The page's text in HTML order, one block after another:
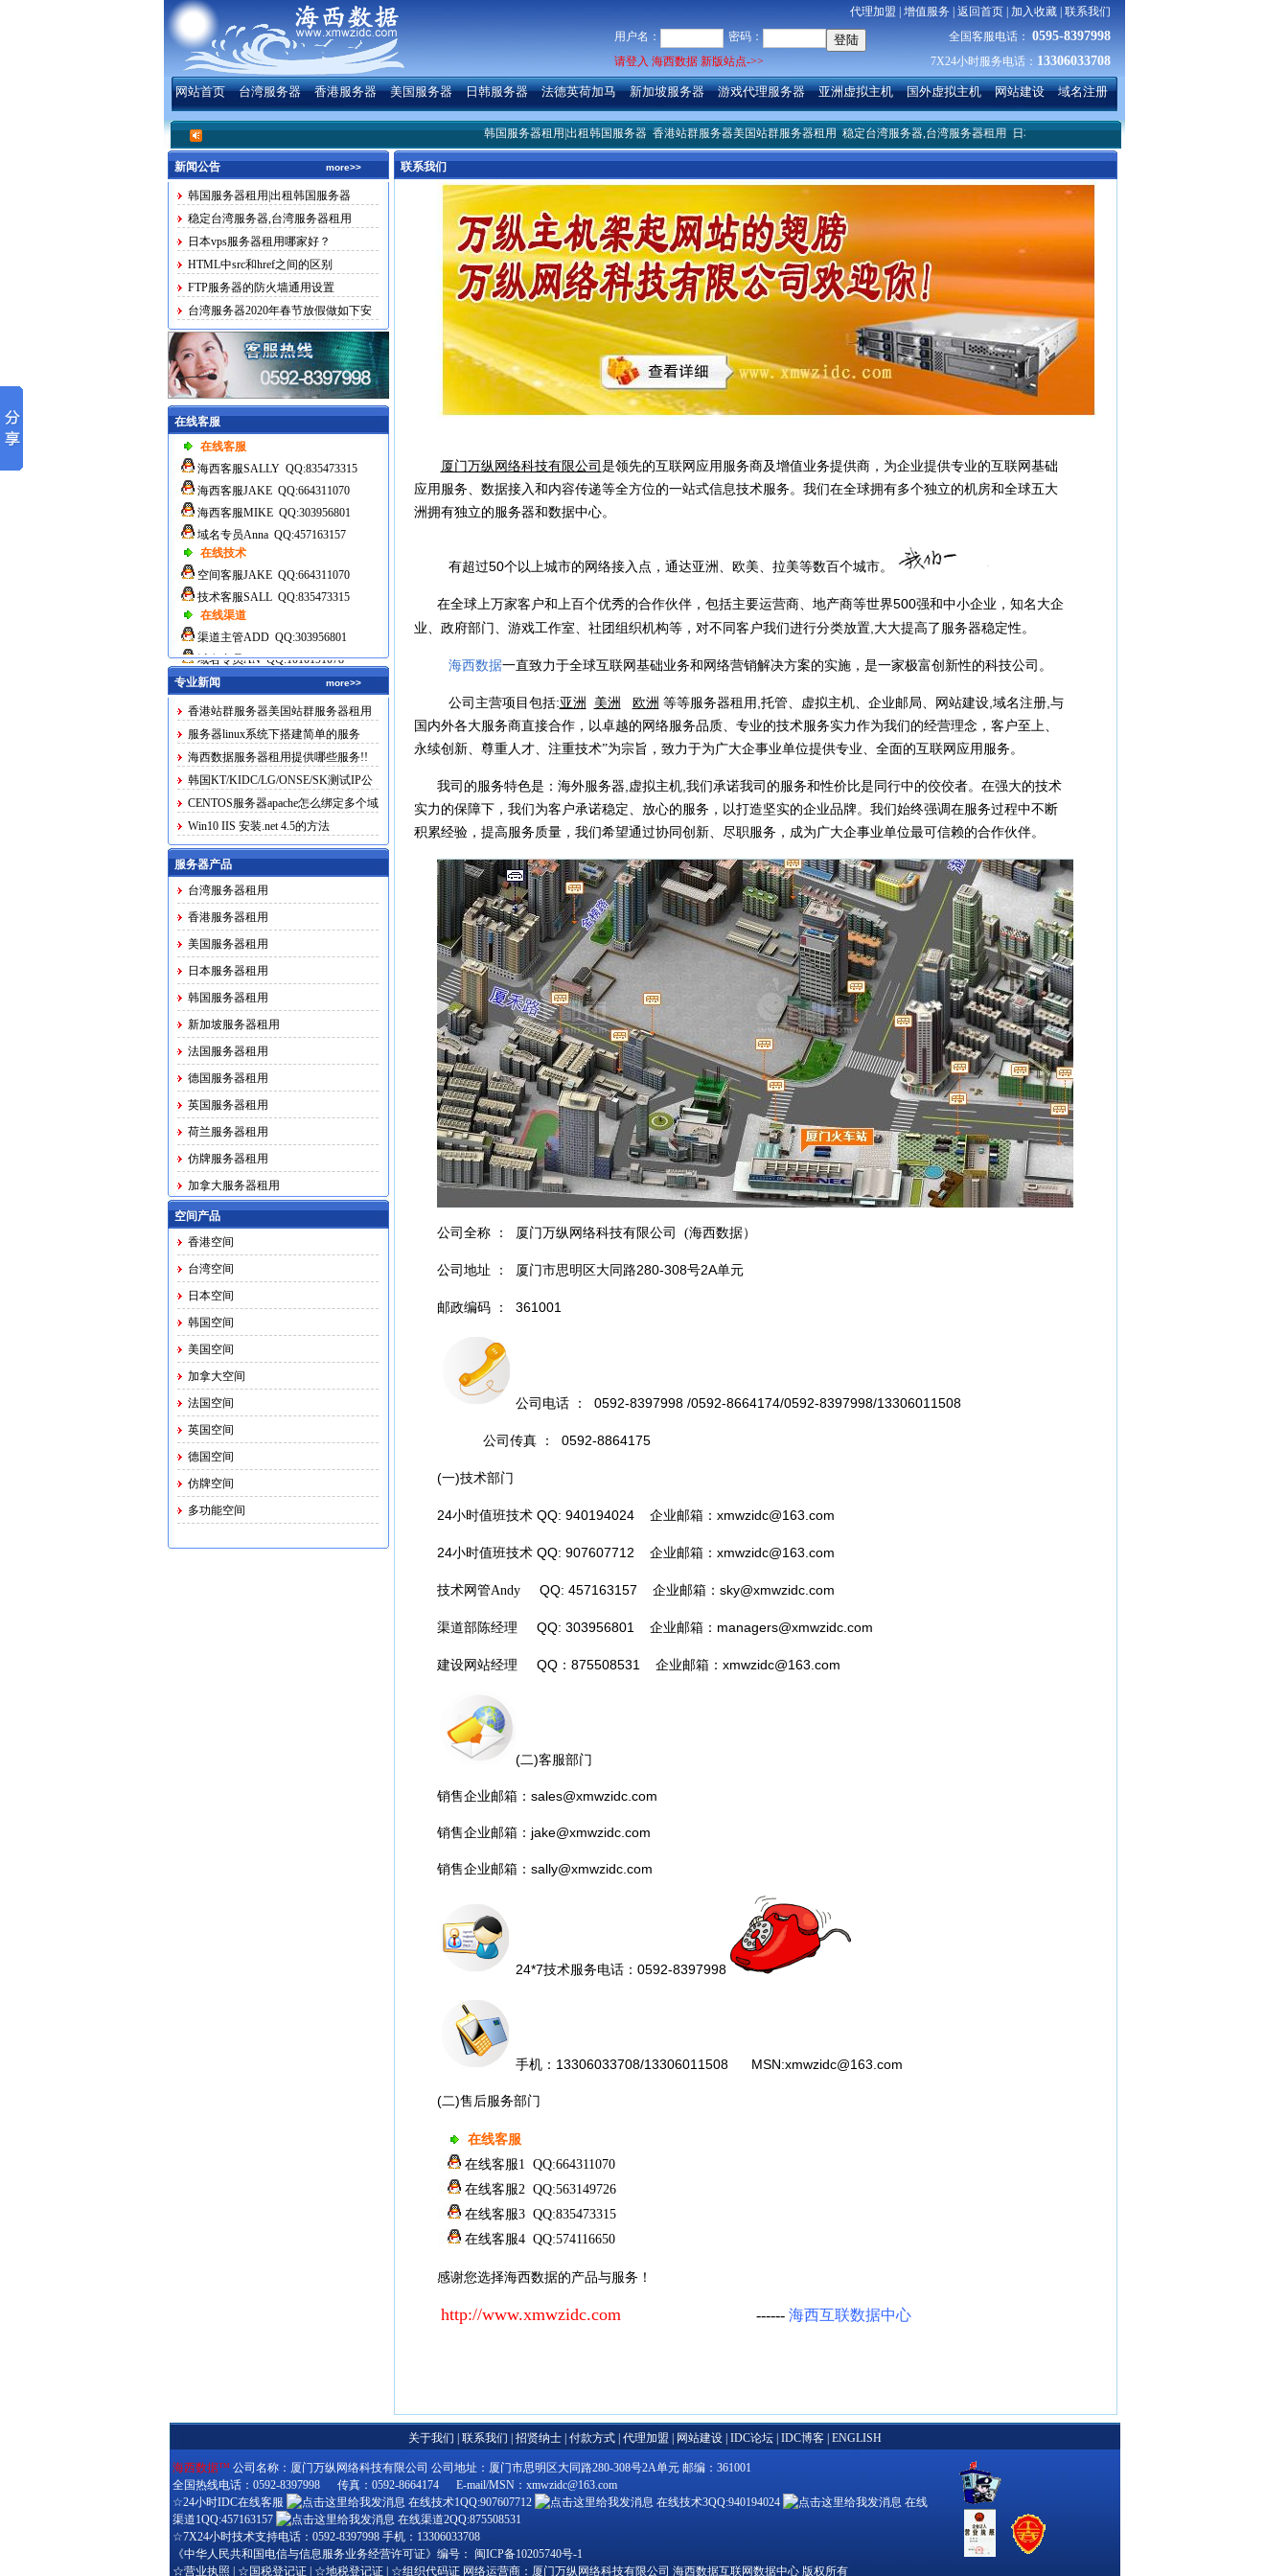
代理加盟 增值服务| 返回首页| 加入收藏| 联系我们
全国客服电话： 0595-8397998
7X24小时服务电话： 13306033708
用户名：
密码：
请登入 海西数据 新版站点->>
网站首页 台湾服务器 香港服务器 美国服务器 日韩服务器 法德英荷加马 新加坡服务器 游戏代理服务器 亚洲虚拟主机 国外虚拟主机 网站建设 域名注册
韩国服务器租用|出租韩国服务器香港站群服务器美国站群服务器租用稳定台湾服务器,台湾服务器租用日本vps服务器租用哪家好？服务器linux系统下搭建简单的
新闻公告 more>>
韩国服务器租用|出租韩国服务器
稳定台湾服务器,台湾服务器租用
日本vps服务器租用哪家好？
HTML中src和href之间的区别
FTP服务器的防火墙通用设置
台湾服务器2020年春节放假做如下安
排
在线客服
在线客服
海西客服SALLY QQ:835473315
海西客服JAKE QQ:664311070
海西客服MIKE QQ:303956801
域名专员Anna QQ:457163157
在线技术
空间客服JAKE QQ:664311070
技术客服SALL QQ:835473315
在线渠道
渠道主管ADD QQ:303956801
域名专员AN QQ:1010191078
专业新闻
more>>
香港站群服务器美国站群服务器租用
服务器linux系统下搭建简单的服务
海西数据服务器租用提供哪些服务!!
韩国KT/KIDC/LG/ONSE/SK测试IP公
布CENTOS服务器apache怎么绑定多个域
名Win10 IIS 安装.net 4.5的方法
服务器产品
台湾服务器租用
香港服务器租用
美国服务器租用
日本服务器租用
韩国服务器租用
新加坡服务器租用
法国服务器租用
德国服务器租用
英国服务器租用
荷兰服务器租用
仿牌服务器租用
加拿大服务器租用
马印越泰务器租用
空间产品
香港空间
台湾空间
日本空间
韩国空间
美国空间
加拿大空间
法国空间
英国空间
德国空间
仿牌空间
多功能空间
联系我们
厦门万纵网络科技有限公司 是领先的互联网应用服务商及增值业务提供商，为企业提供专业的互联网基础
应用服务、数据接入和内容传递等全方位的一站式信息技术服务。我们在全球拥有多个独立的机房和全球五大
洲拥有独立的服务器和数据中心。
有超过50个以上城市的网络接入点，通达亚洲、欧美、拉美等数百个城市。
在全球上万家客户和上百个优秀的合作伙伴，包括主要运营商、地产商等世界500强和中小企业，知名大企
业、政府部门、游戏工作室、社团组织机构等，对不同客户我们进行分类放置, 大大提高了服务器稳定性。
海西数据一直致力于全球互联网基础业务和网络营销解决方案的实施，是一家极富创新性的科技公司。
公司主营项目包括:亚洲 美洲 欧洲 等等服务器租用 托管、虚拟主机、企业邮局、网站建设, 域名注册, 与
国内外各大服务商直接合作，以卓越的网络服务品质、专业的技术服务实力作为我们的经营理念，客户至上、
永续创新、尊重人才、注重技术”为宗旨，致力于为广大企事业单位提供专业、全面的互联网应用服务。
我司的服务特色是：海外服务器 虚拟主机, 我们承诺我司的服务和性价比是同行中的佼佼者。在强大的技术
实力的保障下，我们为客户承诺稳定、放心的服务，以打造坚实的企业品牌。我们始终强调在服务过程中不断
积累经验，提高服务质量，我们希望通过协同创新、尽职服务，成为广大企事业单位最可信赖的合作伙伴。
公司全称 ： 厦门万纵网络科技有限公司 (海西数据）
公司地址 ： 厦门市思明区大同路280-308号2A单元
邮政编码 ： 361001
公司电话 ： 0592-8397998 /0592-8664174/0592-8397998/13306011508
公司传真 ： 0592-8864175
(一)技术部门
24小时值班技术 QQ: 940194024企业邮箱： xmwzidc@163.com
24小时值班技术 QQ: 907607712 企业邮箱： xmwzidc@163.com
技术网管Andy QQ: 457163157 企业邮箱： sky@xmwzidc.com
渠道部陈经理 QQ: 303956801 企业邮箱： managers@xmwzidc.com
建设网站经理 QQ：875508531 企业邮箱： xmwzidc@163.com
(二)客服部门
销售企业邮箱： sales@xmwzidc.com
销售企业邮箱： jake@xmwzidc.com
销售企业邮箱： sally@xmwzidc.com
24*7技术服务电话：0592-8397998
手机：13306033708/13306011508 MSN:xmwzidc@163.com
(二)售后服务部门
在线客服
在线客服1 QQ:664311070
在线客服2 QQ:563149726
在线客服3 QQ:835473315
在线客服4 QQ:574116650
感谢您选择海西数据的产品与服务！
http://www.xmwzidc.com ------ 海西互联数据中心
关于我们 联系我们 招贤纳士| 付款方式| 代理加盟 网站建设| IDC论坛| IDC博客| ENGLISH
海西数据™ 公司名称：厦门万纵网络科技有限公司 公司地址：厦门市思明区大同路280-308号2A单元 邮编：361001
全国热线电话：0592-8397998 传真：0592-8664174 E-mail/MSN：xmwzidc@163.com
☆24小时IDC在线客服
在线技术1QQ:907607712 在线技术3QQ:940194024
在线
渠道1QQ:457163157
在线渠道2QQ:875508531
☆7X24小时技术支持电话：0592-8397998 手机：13306033708
《中华人民共和国电信与信息服务业务经营许可证》编号： 闽ICP备10205740号-1
☆营业执照 | ☆ 国税登记证| ☆地税登记证| ☆组织代码证网络运营商：厦门万纵网络科技有限公司 海西数据互联网数据中心 版权所有